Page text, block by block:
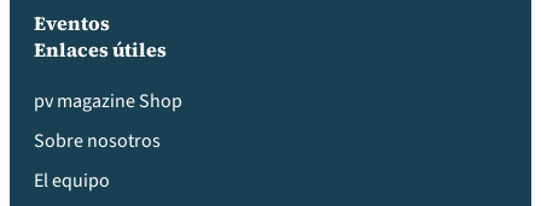
Eventos
Enlaces útiles
pv magazine Shop
Sobre nosotros
El equipo